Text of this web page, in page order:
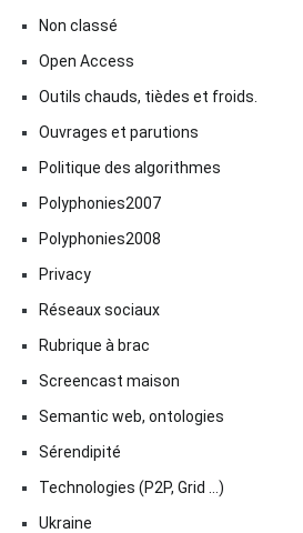
Non classé
Open Access
Outils chauds, tièdes et froids.
Ouvrages et parutions
Politique des algorithmes
Polyphonies2007
Polyphonies2008
Privacy
Réseaux sociaux
Rubrique à brac
Screencast maison
Semantic web, ontologies
Sérendipité
Technologies (P2P, Grid …)
Ukraine